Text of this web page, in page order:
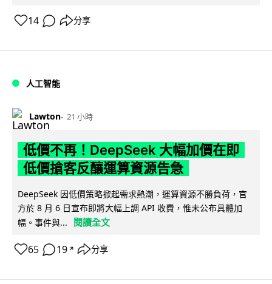
14 分享
人工智能
Lawton 21 小時
低價不再！DeepSeek 大幅加價在即
低價搶客反釀運算資源告急
DeepSeek 因低價策略掀起需求熱潮，運算資源不勝負荷，官
方於 8 月 6 日宣布即將大幅上調 API 收費，惟未公布具體加
幅。事件與...
閱讀全文
65 19 ↗ 分享